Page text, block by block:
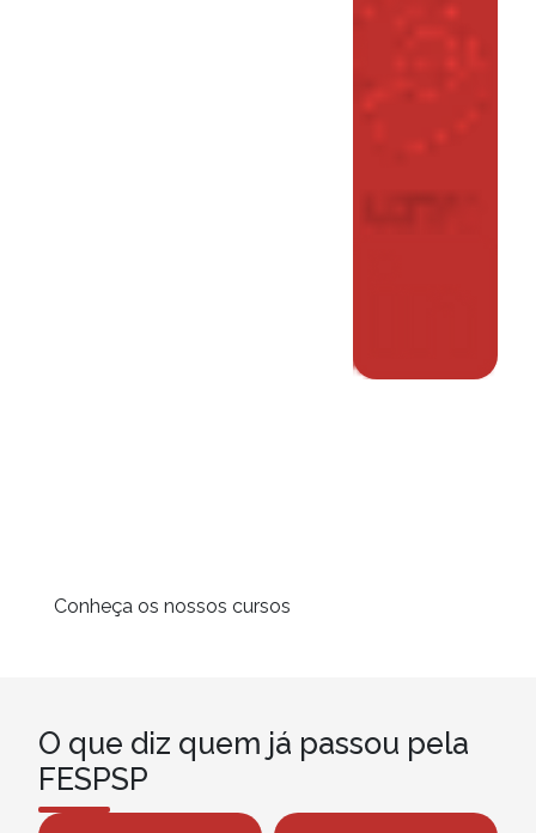
Conheça os nossos cursos
O que diz quem já passou pela
FESPSP